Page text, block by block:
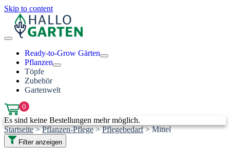
Skip to content
Ready-to-Grow Gärten
Pflanzen
Töpfe
Zubehör
Gartenwelt
0
Es sind keine Bestellungen mehr möglich.
Startseite > Pflanzen-Pflege > Pflegebedarf > Mittel
Filter anzeigen